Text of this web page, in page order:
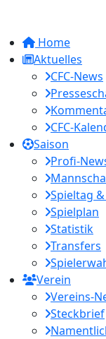
Home
Aktuelles
CFC-News
CFC-
Saison
Profi-
Spieltag
Spielplan
Statistik
Transfers
Verein
Vereins-
Steckbrief